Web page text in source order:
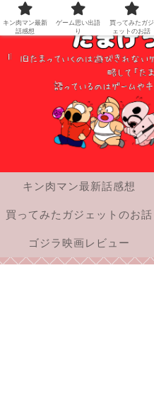
キン肉マン最新話感想
買ってみたガジェットのお話
ゴジラ映画レビュー
キン肉マン最新
話感想
ゲーム思い出語
り
買ってみたガジ
ェットのお話